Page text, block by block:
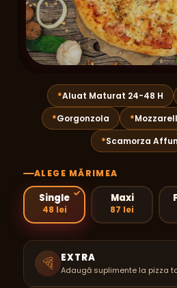
Aluat Maturat 24-48 H
Gorgonzola
Scamorza
ALEGE MĂRIMEA
Single
48 lei
Maxi
87 lei
EXTRA
Adaugă suplimente la pizza